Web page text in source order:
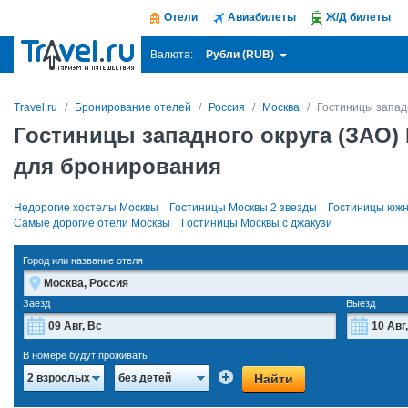
Отели Авиабилеты Ж/Д билеты
Валюта: Рубли (RUB)
Travel.ru Бронирование отелей Россия Москва Гостиницы
Гостиницы западного округа
для бронирования
Недорогие хостелы Москвы Гостиницы Москвы 2 звезды
Гостиницы
Самые дорогие отели Москвы
Гостиницы Москвы с джакузи
Город или название отеля
Заезд
Пн Вт Ср Чт Пт Сб Вс
27 28 29 30 1 2
Выезд
В номере будут проживать
2 взрослых без детей Найти